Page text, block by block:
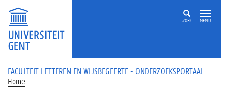
Overslaan en naar de inhoud gaan
ZOEK MENU
FACULTEIT LETTEREN EN WIJSBEGEERTE - ONDERZOEKSPORTAAL
Home